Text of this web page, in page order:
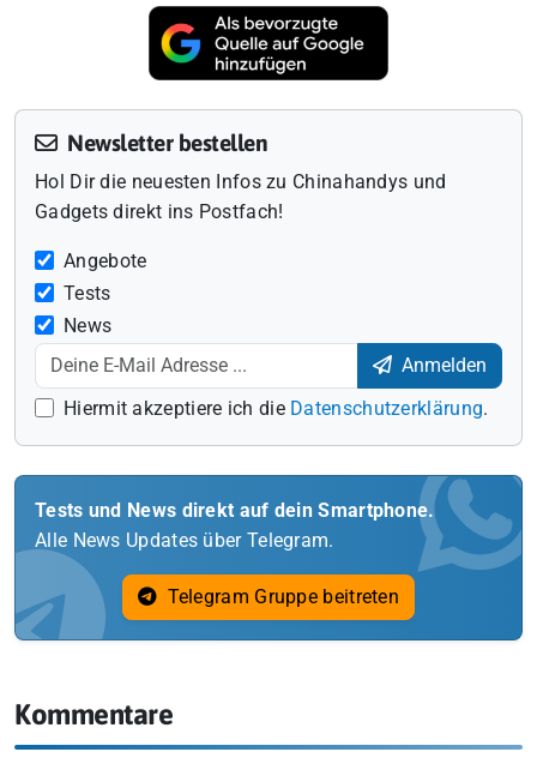
Newsletter bestellen
Hol Dir die neuesten Infos zu Chinahandys und
Gadgets direkt ins Postfach!
Angebote
Tests
News
Anmelden
Hiermit akzeptiere ich die Datenschutzerklärung.
Tests und News direkt auf dein Smartphone.
Alle News Updates über Telegram.
Telegram Gruppe beitreten
Kommentare